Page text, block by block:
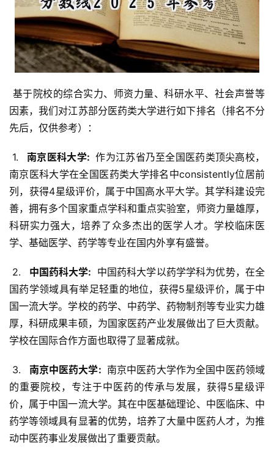
因素，我们对江苏部分医药类大学进行如下排名（排名不分
先后，仅供参考）：
1.
  南京医科大学:
作为江苏省乃至全国医药类顶尖高校，
南京医科大学在全国医药类大学排名中consistently位居前
列，获得4星级评价，属于中国高水平大学。其学科建设完
善，拥有多个国家重点学科和重点实验室，师资力量雄厚，
科研实力强大，培养了众多杰出的医学人才。学校临床医
学、基础医学、药学等专业在国内外享有盛誉。
2.
  中国药科大学:
中国药科大学以药学学科为优势，在全
国药学领域具有举足轻重的地位，获得5星级评价，属于中
国一流大学。学校的药学、中药学、药物制剂等专业实力雄
厚，科研成果丰硕，为国家医药产业发展做出了巨大贡献。
学校在国际合作方面也取得了显著成就。
3.
  南京中医药大学:
南京中医药大学作为全国中医药领域
的重要院校，专注于中医药的传承与发展，获得5星级评
价，属于中国一流大学。其在中医基础理论、中医临床、中
药学等领域具有显著的优势，培养了大量中医药人才，为推
动中医药事业发展做出了重要贡献。